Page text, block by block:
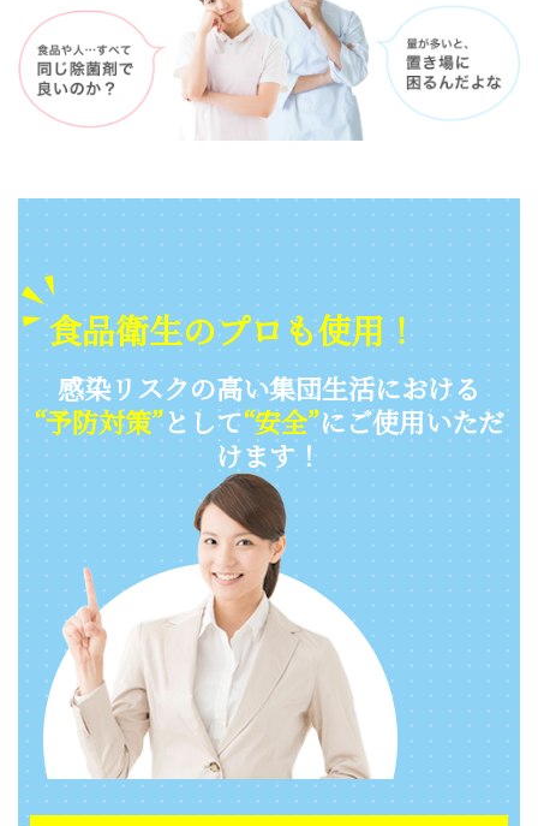
食品衛生のプロも使用！
感染リスクの高い集団生活における
“予防対策”として“安全”にご使用いただ
けます！